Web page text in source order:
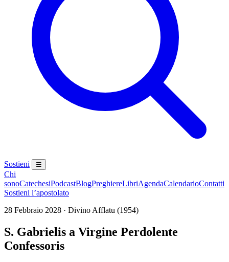
Sostieni ☰
Chi
sonoCatechesiPodcastBlogPreghiereLibriAgendaCalendarioContatti
Sostieni l’apostolato
28 Febbraio 2028 · Divino Afflatu (1954)
S. Gabrielis a Virgine Perdolente
Confessoris